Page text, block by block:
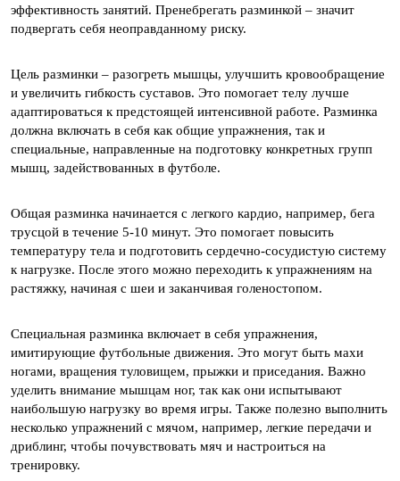
эффективность занятий. Пренебрегать разминкой – значит
подвергать себя неоправданному риску.
Цель разминки – разогреть мышцы, улучшить кровообращение
и увеличить гибкость суставов. Это помогает телу лучше
адаптироваться к предстоящей интенсивной работе. Разминка
должна включать в себя как общие упражнения, так и
специальные, направленные на подготовку конкретных групп
мышц, задействованных в футболе.
Общая разминка начинается с легкого кардио, например, бега
трусцой в течение 5-10 минут. Это помогает повысить
температуру тела и подготовить сердечно-сосудистую систему
к нагрузке. После этого можно переходить к упражнениям на
растяжку, начиная с шеи и заканчивая голеностопом.
Специальная разминка включает в себя упражнения,
имитирующие футбольные движения. Это могут быть махи
ногами, вращения туловищем, прыжки и приседания. Важно
уделить внимание мышцам ног, так как они испытывают
наибольшую нагрузку во время игры. Также полезно выполнить
несколько упражнений с мячом, например, легкие передачи и
дриблинг, чтобы почувствовать мяч и настроиться на
тренировку.